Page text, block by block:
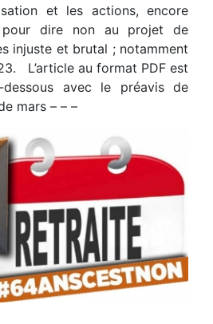
et les actions, encore
pour dire non au projet de
injuste et brutal ; notamment
L’article au format PDF est
avec le préavis de
mars – – –